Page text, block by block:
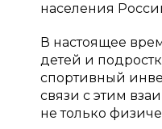
населения
В настоящее
детей и
спортивный
связи с этим
не только